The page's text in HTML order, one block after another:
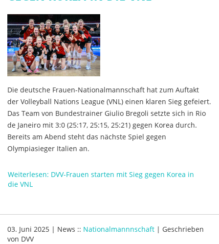
Die deutsche Frauen-Nationalmannschaft hat zum Auftakt
der Volleyball Nations League (VNL) einen klaren Sieg gefeiert.
Das Team von Bundestrainer Giulio Bregoli setzte sich in Rio
de Janeiro mit 3:0 (25:17, 25:15, 25:21) gegen Korea durch.
Bereits am Abend steht das nächste Spiel gegen
Olympiasieger Italien an.
Weiterlesen: DVV-Frauen starten mit Sieg gegen Korea in
die VNL
03. Juni 2025 | News :: Nationalmannnschaft | Geschrieben
von DVV